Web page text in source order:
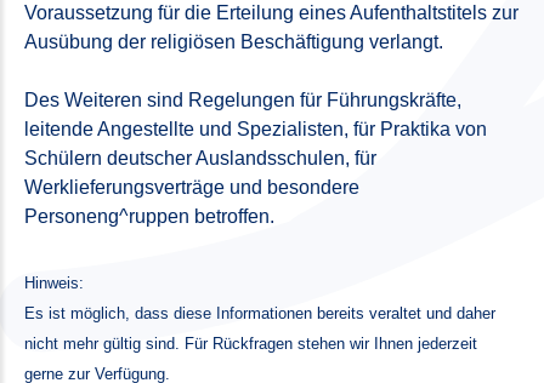
Voraussetzung für die Erteilung eines Aufenthaltstitels zur
Ausübung der religiösen Beschäftigung verlangt.
Des Weiteren sind Regelungen für Führungskräfte,
leitende Angestellte und Spezialisten, für Praktika von
Schülern deutscher Auslandsschulen, für
Werklieferungsverträge und besondere
Personeng^ruppen betroffen.
Hinweis:
Es ist möglich, dass diese Informationen bereits veraltet und daher
nicht mehr gültig sind. Für Rückfragen stehen wir Ihnen jederzeit
gerne zur Verfügung.